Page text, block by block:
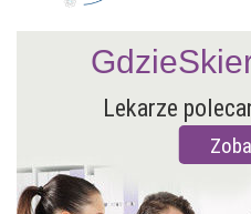
Lekarze